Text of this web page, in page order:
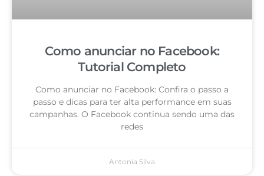
Como anunciar no Facebook:
Tutorial Completo
Como anunciar no Facebook: Confira o passo a
passo e dicas para ter alta performance em suas
campanhas. O Facebook continua sendo uma das
redes
Antonia Silva